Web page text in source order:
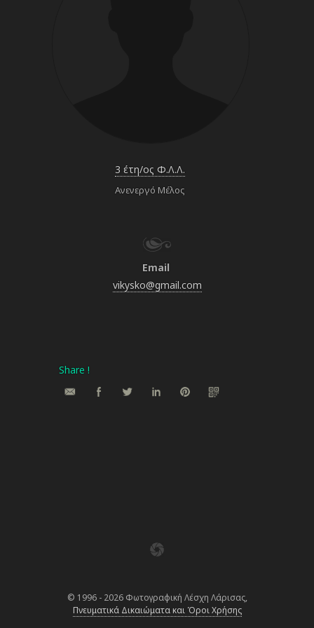
3 έτη/ος Φ.Λ.Λ.
Ανενεργό Μέλος
Email
vikysko@gmail.com
Share !
© 1996 - 2026 Φωτογραφική Λέσχη Λάρισας,
Πνευματικά Δικαιώματα και Όροι Χρήσης